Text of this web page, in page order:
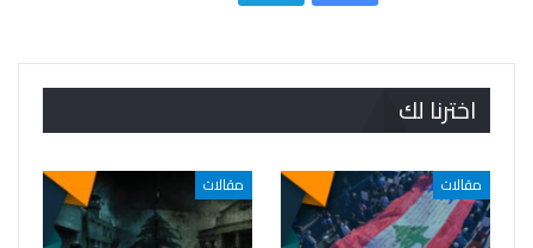
اخترنا لك
مقالات مقالات